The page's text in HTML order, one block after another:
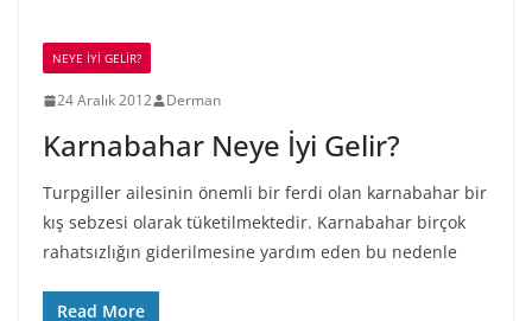
NEYE İYİ GELİR?
24 Aralık 2012 Derman
Karnabahar Neye İyi Gelir?
Turpgiller ailesinin önemli bir ferdi olan karnabahar bir
kış sebzesi olarak tüketilmektedir. Karnabahar birçok
rahatsızlığın giderilmesine yardım eden bu nedenle
Read More